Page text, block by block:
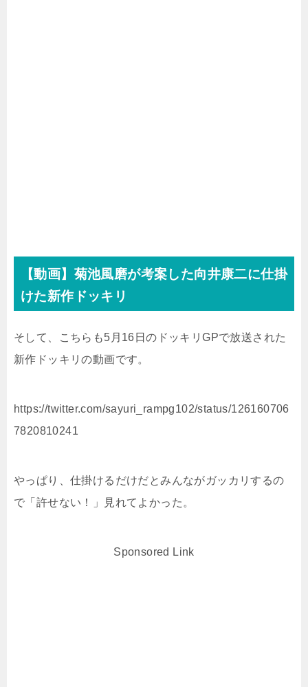
【動画】菊池風磨が考案した向井康二に仕掛
けた新作ドッキリ
そして、こちらも5月16日のドッキリGPで放送された
新作ドッキリの動画です。
https://twitter.com/sayuri_rampg102/status/126160706
7820810241
やっぱり、仕掛けるだけだとみんながガッカリするの
で「許せない！」見れてよかった。
Sponsored Link